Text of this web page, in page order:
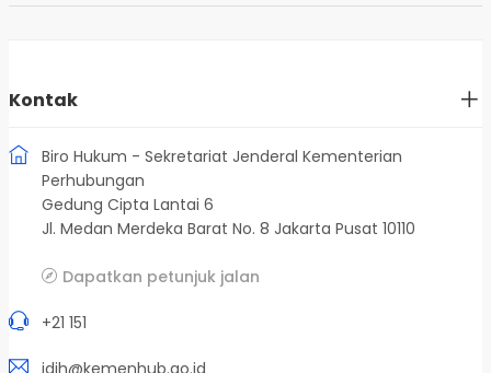
Kontak
Biro Hukum - Sekretariat Jenderal Kementerian
Perhubungan
Gedung Cipta Lantai 6
Jl. Medan Merdeka Barat No. 8 Jakarta Pusat 10110
Dapatkan petunjuk jalan
+21 151
jdih@kemenhub.go.id